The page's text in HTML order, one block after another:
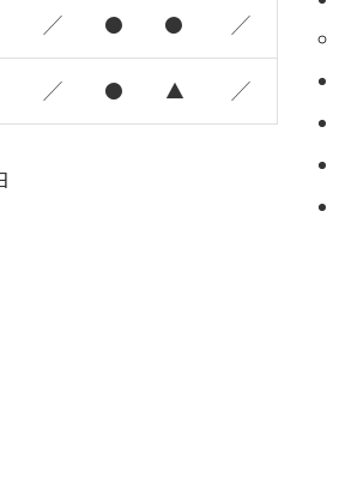
／ ● ● ／
／ ● ▲ ／